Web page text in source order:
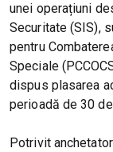
unei operațiuni
Securitate (SIS),
pentru
Speciale
dispus plasarea
perioadă de 30
Potrivit